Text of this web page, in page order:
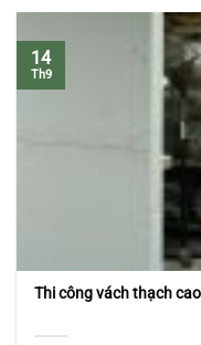
Thi công vách thạch
14
Th9